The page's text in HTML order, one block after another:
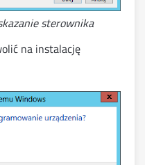
sterownika
na instalację